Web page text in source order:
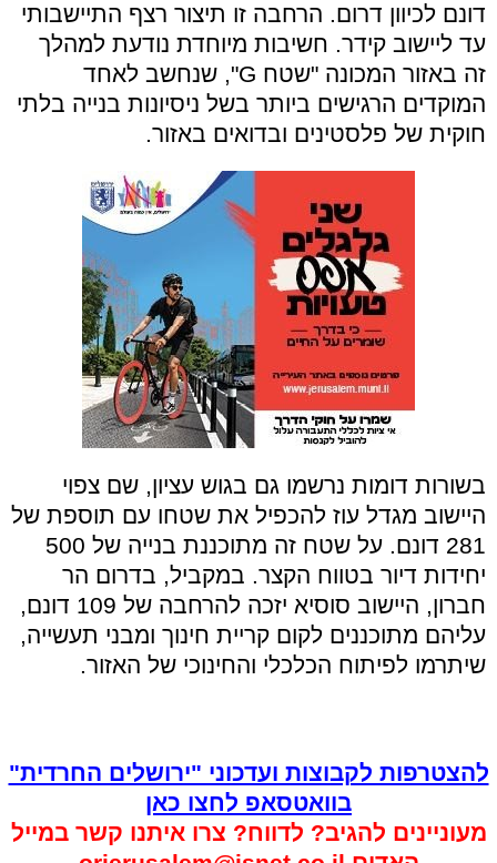
דונם לכיוון דרום. הרחבה זו תיצור רצף התיישבותי
עד ליישוב קידר. חשיבות מיוחדת נודעת למהלך
זה באזור המכונה "שטח G", שנחשב לאחד
המוקדים הרגישים ביותר בשל ניסיונות בנייה בלתי
חוקית של פלסטינים ובדואים באזור.
בשורות דומות נרשמו גם בגוש עציון, שם צפוי
היישוב מגדל עוז להכפיל את שטחו עם תוספת של
281 דונם. על שטח זה מתוכננת בנייה של 500
יחידות דיור בטווח הקצר. במקביל, בדרום הר
חברון, היישוב סוסיא יזכה להרחבה של 109 דונם,
עליהם מתוכננים לקום קריית חינוך ומבני תעשייה,
שיתרמו לפיתוח הכלכלי והחינוכי של האזור.
להצטרפות לקבוצות ועדכוני "ירושלים החרדית"
בוואטסאפ לחצו כאן
מעוניינים להגיב? לדווח? צרו איתנו קשר במייל